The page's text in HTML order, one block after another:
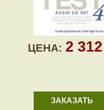
ЦЕНА: 2
ЗАКАЗАТЬ